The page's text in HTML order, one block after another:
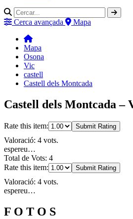
Cerca avançada Mapa
Mapa
Osona
Vic
castell
Castell dels Montcada
Castell dels Montcada –
Rate this item: Submit Rating
Valoració: 4 vots.
espereu…
Total de Vots: 4
Rate this item:
Submit Rating
Valoració: 4 vots.
espereu…
F O T O S